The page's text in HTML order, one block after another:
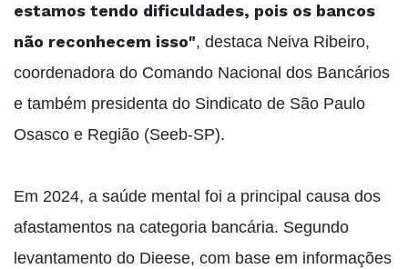
estamos tendo dificuldades, pois os bancos
não reconhecem isso", destaca Neiva Ribeiro,
coordenadora do Comando Nacional dos Bancários
e também presidenta do Sindicato de São Paulo
Osasco e Região (Seeb-SP).
Em 2024, a saúde mental foi a principal causa dos
afastamentos na categoria bancária. Segundo
levantamento do Dieese, com base em informações